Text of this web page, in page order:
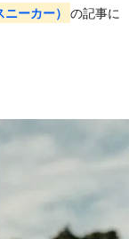
ニーカー）
の記事に